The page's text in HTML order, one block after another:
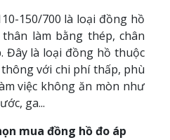
150/700 là loại đồng hồ
làm bằng thép, chân
Đây là loại đồng hồ thuộc
với chi phí thấp, phù
việc không ăn mòn như
ga...
mua đồng hồ đo áp